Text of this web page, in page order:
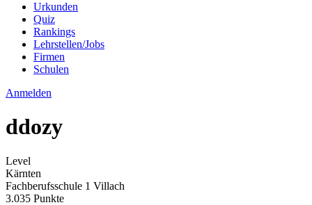
Urkunden
Quiz
Rankings
Lehrstellen/Jobs
Firmen
Schulen
Anmelden
ddozy
Level
Kärnten
Fachberufsschule 1 Villach
3.035 Punkte